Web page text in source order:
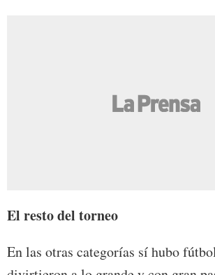
El resto del torneo
En las otras categorías sí hubo